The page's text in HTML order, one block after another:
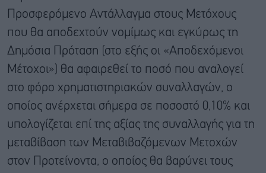
Προσφερόμενο Αντάλλαγμα στους Μετόχους
που θα αποδεχτούν νομίμως και εγκύρως τη
Δημόσια Πρόταση (στο εξής οι «Αποδεχόμενοι
Μέτοχοι») θα αφαιρεθεί το ποσό που αναλογεί
στο φόρο χρηματιστηριακών συναλλαγών, ο
οποίος ανέρχεται σήμερα σε ποσοστό 0,10% και
υπολογίζεται επί της αξίας της συναλλαγής για τη
μεταβίβαση των Μεταβιβαζόμενων Μετοχών
στον Προτείνοντα, ο οποίος θα βαρύνει τους